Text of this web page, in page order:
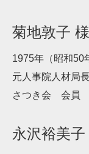
菊地敦子
1975年（昭和50
元人事院人材局
さつき会 会員
永沢裕美